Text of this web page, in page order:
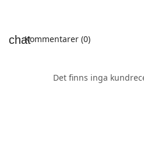
Kommentarer (0)
Det finns inga